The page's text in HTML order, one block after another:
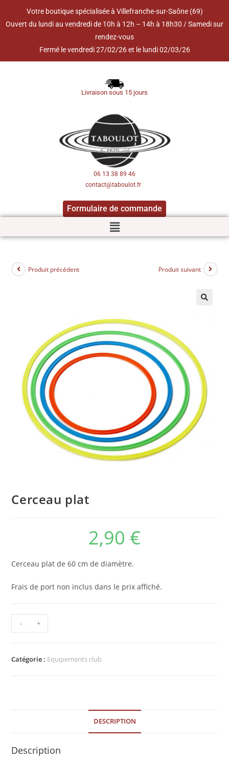
Votre boutique spécialisée à Villefranche-sur-Saône (69)
Ouvert du lundi au vendredi de 10h à 12h – 14h à 18h30 / Samedi sur
rendez-vous
Fermé le vendredi 27/02/26 et le lundi 02/03/26
Livraison sous 15 jours
06 13 38 89 46
contact@taboulot.fr
Formulaire de commande
Produit précédent Produit suivant
Cerceau plat
2,90 €
Cerceau plat de 60 cm de diamètre.
Frais de port non inclus dans le prix affiché.
- +
Catégorie : Equipements club
DESCRIPTION
Description